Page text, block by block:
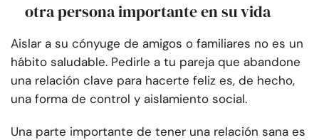
otra persona importante en su vida
Aislar a su cónyuge de amigos o familiares no es un
hábito saludable. Pedirle a tu pareja que abandone
una relación clave para hacerte feliz es, de hecho,
una forma de control y aislamiento social.
Una parte importante de tener una relación sana es